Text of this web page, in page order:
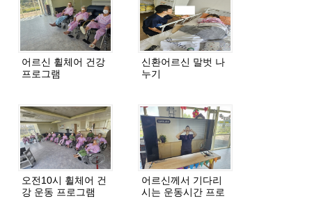
어르신 휠체어 건강
프로그램
신환어르신 말벗 나
누기
오전10시 휠체어 건
강 운동 프로그램
어르신께서 기다리
시는 운동시간 프로